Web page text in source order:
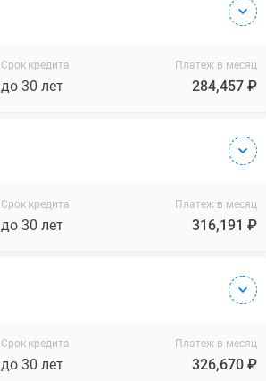
Срок кредита
до 30 лет
Платеж в месяц
284,457 ₽
Срок кредита
до 30 лет
Платеж в месяц
316,191 ₽
Срок кредита
до 30 лет
Платеж в месяц
326,670 ₽